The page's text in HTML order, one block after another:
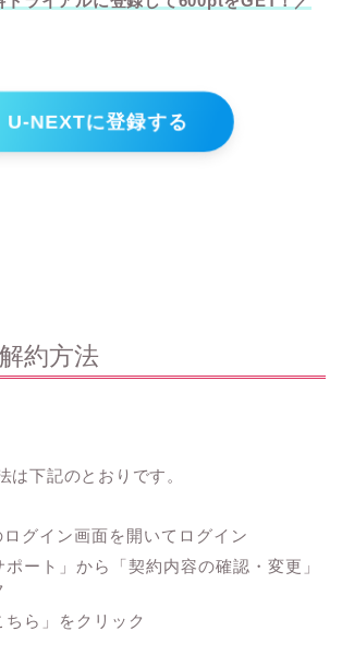
U-NEXTに登録する
約方法
は下記のとおりです。
グイン画面を開いてログイン
ポート」から「契約内容の確認・変更」
ちら」をクリック